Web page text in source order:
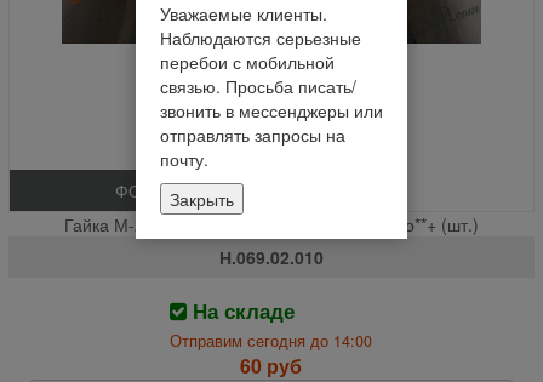
ФОТО
Гайка М-20х1.5 корончатая болта шарового**+ (шт.)
Н.069.02.010
На складе
Отправим сегодня до 14:00
60 руб
Уважаемые клиенты.
Наблюдаются серьезные
перебои с мобильной
связью. Просьба писать/
звонить в мессенджеры или
отправлять запросы на
почту.
Закрыть